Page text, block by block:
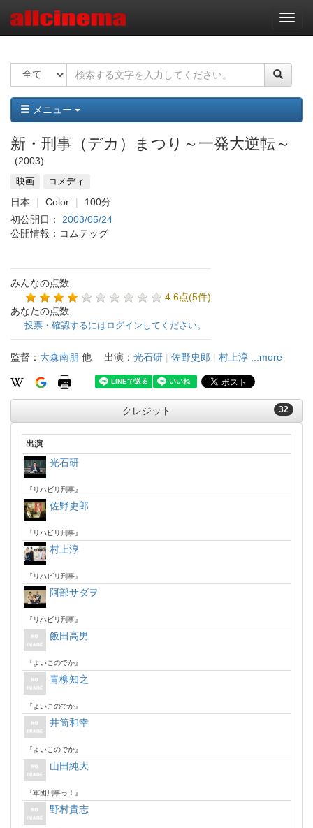
ナ
ビ
ー
ョ
ン
メニュー
新・刑事（デカ）まつり～一発大逆転～
2003
映画 コメディ
日本 Color
100分
初公開日： 2003/05/24
公開情報：コムテッグ
みんなの点数
4.6点(5件)
あなたの点数
投票・確認するにはログインしてください。
監督： 大森南朋 他 出演： 光石研 | 佐野史郎 | 村上淳 ...more
32
クレジット
出演
光石研
『リハビリ刑事』
佐野史郎
『リハビリ刑事』
村上淳
『リハビリ刑事』
阿部サダヲ
『リハビリ刑事』
飯田高男
『よいこのでか』
青柳知之
『よいこのでか』
井筒和幸
『よいこのでか』
山田純大
『軍団刑事っ！』
野村貴志